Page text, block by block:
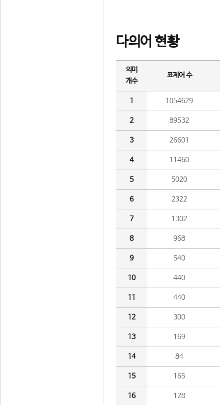
다의어 현황
의미
개수
표제어 수
1 1054629
2 89532
3 26601
4 11460
5 5020
6 2322
7 1302
8 968
9 540
10 440
11 440
12 300
13 169
14 84
15 165
16 128